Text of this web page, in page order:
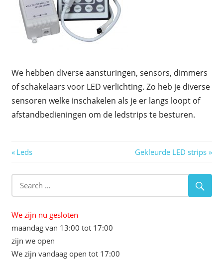
We hebben diverse aansturingen, sensors, dimmers
of schakelaars voor LED verlichting. Zo heb je diverse
sensoren welke inschakelen als je er langs loopt of
afstandbedieningen om de ledstrips te besturen.
Berichtnavigatie
Previous
Leds
Next
Gekleurde LED strips
We zijn nu gesloten
maandag van 13:00 tot 17:00
zijn we open
We zijn vandaag open tot 17:00